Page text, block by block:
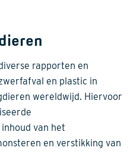
rapporten en
en plastic in
wereldwijd. Hiervoor
van het
en verstikking van